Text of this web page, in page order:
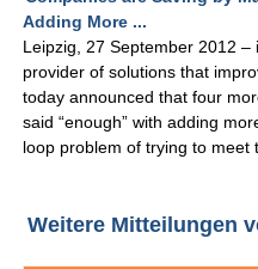
Adding More ...
Leipzig, 27 September 2012
provider of solutions that
today announced that four
said “enough” with adding
loop problem of trying to meet
Weitere Mitteilungen